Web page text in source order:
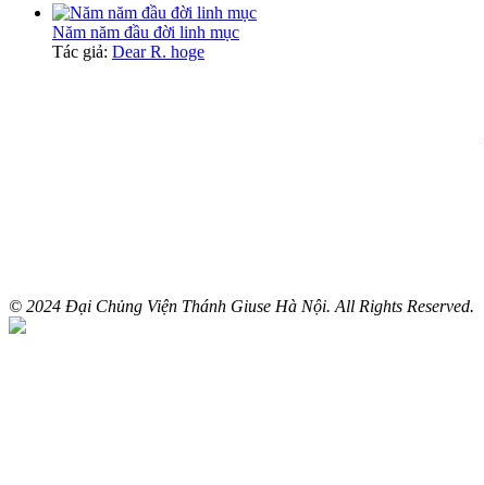
Năm năm đầu đời linh mục
Tác giả: Dear R. hoge
© 2024 Đại Chủng Viện Thánh Giuse Hà Nội. All Rights Reserved.